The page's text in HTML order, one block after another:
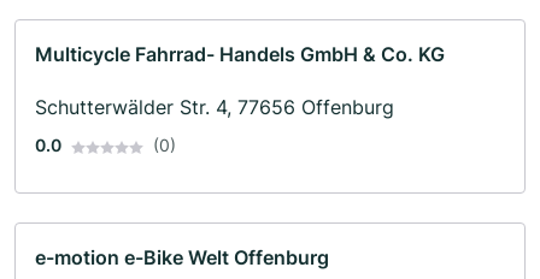
Multicycle Fahrrad- Handels GmbH & Co. KG
Schutterwälder Str. 4, 77656 Offenburg
0.0 (0)
e-motion e-Bike Welt Offenburg